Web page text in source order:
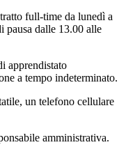
full-time da lunedì a
pausa dalle 13.00 alle
apprendistato
a tempo indeterminato.
un telefono cellulare
amministrativa.